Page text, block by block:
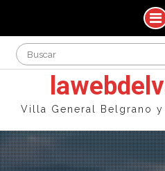
Skip
Villa General Belgrano